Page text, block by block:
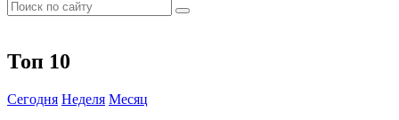
Топ 10
Сегодня Неделя Месяц